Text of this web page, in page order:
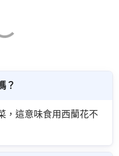
？
，這意味食用西蘭花不